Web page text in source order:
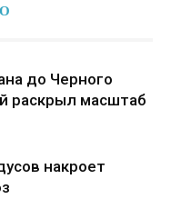
до Черного
раскрыл масштаб
накроет